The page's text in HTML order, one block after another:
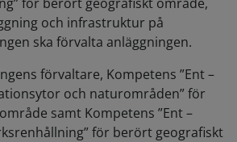
och infrastruktur på
ska förvalta anläggningen.
förvaltare, Kompetens ”Ent –
och naturområden” för
samt Kompetens ”Ent –
för berört geografiskt